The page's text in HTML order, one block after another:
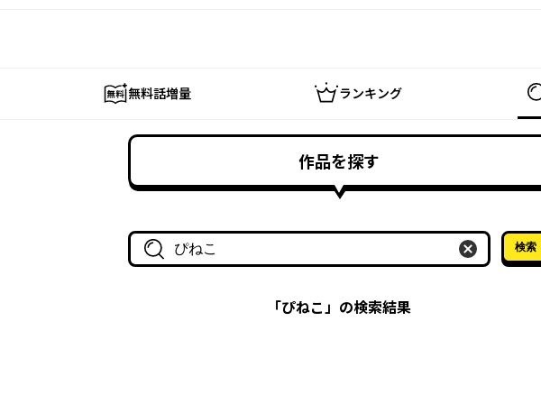
無料話増量 ランキング
作品を探す
作品名・作家名で探す
検索
「ぴねこ」の検索結果